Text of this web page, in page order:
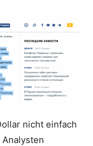
nicht einfach